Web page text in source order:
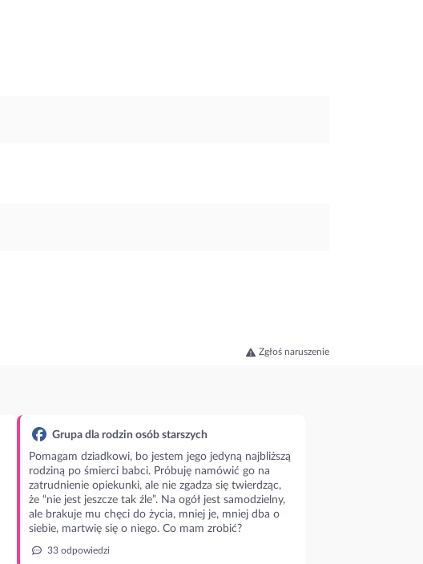
Zgłoś naruszenie
Grupa dla rodzin osób starszych
Pomagam dziadkowi, bo jestem jego jedyną najbliższą
rodziną po śmierci babci. Próbuję namówić go na
zatrudnienie opiekunki, ale nie zgadza się twierdząc,
że “nie jest jeszcze tak źle”. Na ogół jest samodzielny,
ale brakuje mu chęci do życia, mniej je, mniej dba o
siebie, martwię się o niego. Co mam zrobić?
33 odpowiedzi